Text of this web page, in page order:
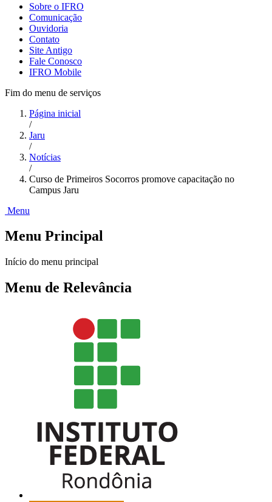
Sobre o IFRO
Comunicação
Ouvidoria
Contato
Site Antigo
Fale Conosco
IFRO Mobile
Fim do menu de serviços
Página inicial
/
Jaru
/
Notícias
/
Curso de Primeiros Socorros promove capacitação no
Campus Jaru
Menu
Menu Principal
Início do menu principal
Menu de Relevância